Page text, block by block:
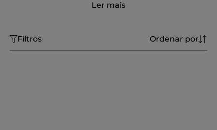
Ler mais
Filtros Ordenar por